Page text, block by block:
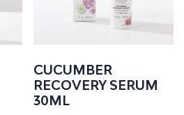
CUCUMBER
RECOVERY SERUM
30ML